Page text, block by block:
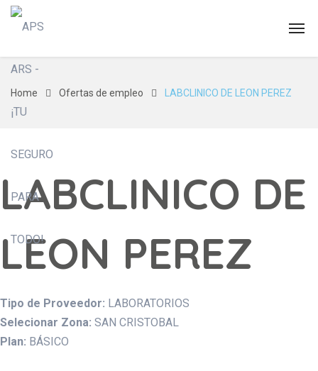
Home Ofertas de empleo LABCLINICO DE LEON PEREZ
LABCLINICO DE
LEON PEREZ
Tipo de Proveedor: LABORATORIOS
Selecionar Zona: SAN CRISTOBAL
Plan: BÁSICO